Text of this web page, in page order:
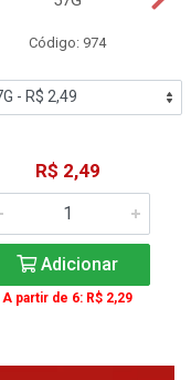
Código: 974
R$ 2,49
Adicionar
A partir de 6: R$ 2,29